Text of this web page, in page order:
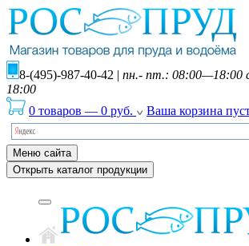
8-(495)-987-40-42 | пн.- пт.: 08:00—18:00
18:00
0 товаров — 0 руб. Ваша корзина
Меню сайта
Открыть каталог продукции